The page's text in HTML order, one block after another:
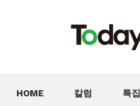
HOME 칼럼 특집